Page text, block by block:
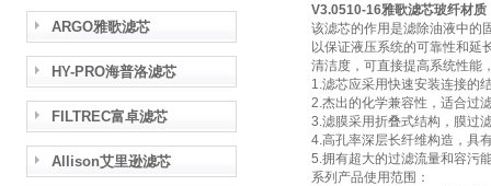
ARGO雅歌滤芯
HY-PRO海普洛滤芯
FILTREC富卓滤芯
Allison艾里逊滤芯
V3.0510-16雅歌滤芯玻纤材质
该滤芯的作用是滤除油液中的
以保证液压系统的可靠性和延
清洁度，可直接提高系统性能
1.滤芯应采用快速安装连接的
2.杰出的化学兼容性，适合过
3.滤膜采用折叠式结构，膜过
4.高孔率深层长纤维构造，具
5.拥有超大的过滤流量和容污
系列产品使用范围：